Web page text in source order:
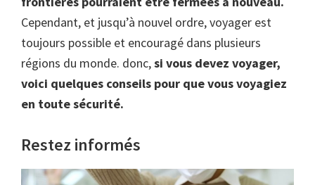
Cependant, et jusqu’à nouvel ordre, voyager est
toujours possible et encouragé dans plusieurs
régions du monde. donc,si vous devez voyager,
voici quelques conseils pour que vous voyagiez
en toute sécurité.
Restez informés